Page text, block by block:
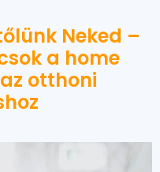
Neked –
a home
otthoni